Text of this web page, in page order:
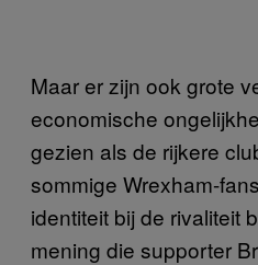
Maar er zijn ook grote
economische
gezien als de rijkere
sommige Wrexham-
identiteit bij de rivaliteit
mening die supporter